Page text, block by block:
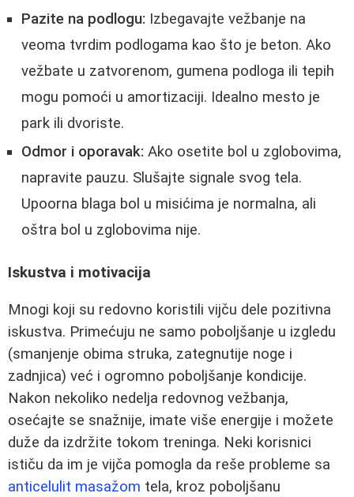
Pazite na podlogu: Izbegavajte vežbanje na
veoma tvrdim podlogama kao što je beton. Ako
vežbate u zatvorenom, gumena podloga ili tepih
mogu pomoći u amortizaciji. Idealno mesto je
park ili dvoriste.
Odmor i oporavak: Ako osetite bol u zglobovima,
napravite pauzu. Slušajte signale svog tela.
Upoorna blaga bol u misićima je normalna, ali
oštra bol u zglobovima nije.
Iskustva i motivacija
Mnogi koji su redovno koristili vijču dele pozitivna
iskustva. Primećuju ne samo poboljšanje u izgledu
(smanjenje obima struka, zategnutije noge i
zadnjica) već i ogromno poboljšanje kondicije.
Nakon nekoliko nedelja redovnog vežbanja,
osećajte se snažnije, imate više energije i možete
duže da izdržite tokom treninga. Neki korisnici
ističu da im je vijča pomogla da reše probleme sa
anticelulit masažom tela, kroz poboljšanu